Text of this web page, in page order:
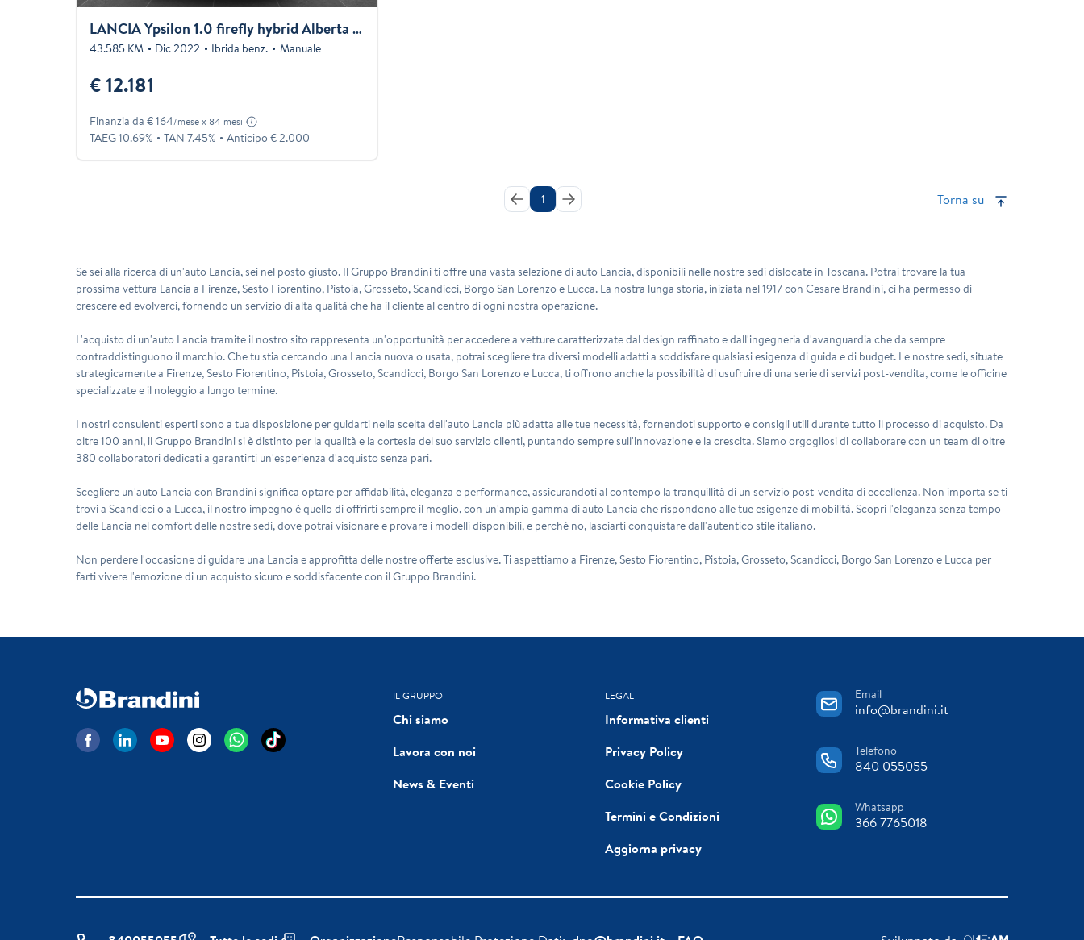
LANCIA Ypsilon 1.0 firefly hybrid Alberta Ferretti s&s 70cv
43.585 KM Dic 2022 Ibrida benz. Manuale
€ 12.181
Finanzia da € 164/mese x 84 mesi
TAEG 10.69% TAN 7.45% Anticipo € 2.000
1 Torna su
Se sei alla ricerca di un'auto Lancia, sei nel posto giusto. Il Gruppo Brandini ti offre una vasta selezione di auto Lancia, disponibili nelle nostre sedi dislocate in Toscana. Potrai trovare la tua
prossima vettura Lancia a Firenze, Sesto Fiorentino, Pistoia, Grosseto, Scandicci, Borgo San Lorenzo e Lucca. La nostra lunga storia, iniziata nel 1917 con Cesare Brandini, ci ha permesso di
crescere ed evolverci, fornendo un servizio di alta qualità che ha il cliente al centro di ogni nostra operazione.
L'acquisto di un'auto Lancia tramite il nostro sito rappresenta un'opportunità per accedere a vetture caratterizzate dal design raffinato e dall'ingegneria d'avanguardia che da sempre
contraddistinguono il marchio. Che tu stia cercando una Lancia nuova o usata, potrai scegliere tra diversi modelli adatti a soddisfare qualsiasi esigenza di guida e di budget. Le nostre sedi, situate
strategicamente a Firenze, Sesto Fiorentino, Pistoia, Grosseto, Scandicci, Borgo San Lorenzo e Lucca, ti offrono anche la possibilità di usufruire di una serie di servizi post-vendita, come le officine
specializzate e il noleggio a lungo termine.
I nostri consulenti esperti sono a tua disposizione per guidarti nella scelta dell'auto Lancia più adatta alle tue necessità, fornendoti supporto e consigli utili durante tutto il processo di acquisto. Da
oltre 100 anni, il Gruppo Brandini si è distinto per la qualità e la cortesia del suo servizio clienti, puntando sempre sull'innovazione e la crescita. Siamo orgogliosi di collaborare con un team di oltre
380 collaboratori dedicati a garantirti un'esperienza d'acquisto senza pari.
Scegliere un'auto Lancia con Brandini significa optare per affidabilità, eleganza e performance, assicurandoti al contempo la tranquillità di un servizio post-vendita di eccellenza. Non importa se ti
trovi a Scandicci o a Lucca, il nostro impegno è quello di offrirti sempre il meglio, con un'ampia gamma di auto Lancia che rispondono alle tue esigenze di mobilità. Scopri l'eleganza senza tempo
delle Lancia nel comfort delle nostre sedi, dove potrai visionare e provare i modelli disponibili, e perché no, lasciarti conquistare dall'autentico stile italiano.
Non perdere l'occasione di guidare una Lancia e approfitta delle nostre offerte esclusive. Ti aspettiamo a Firenze, Sesto Fiorentino, Pistoia, Grosseto, Scandicci, Borgo San Lorenzo e Lucca per
farti vivere l'emozione di un acquisto sicuro e soddisfacente con il Gruppo Brandini.
IL GRUPPO
Chi siamo
Lavora con noi
News & Eventi
LEGAL
Informativa clienti
Privacy Policy
Cookie Policy
Termini e Condizioni
Aggiorna privacy
Email
info@brandini.it
Telefono
840 055055
Whatsapp
366 7765018